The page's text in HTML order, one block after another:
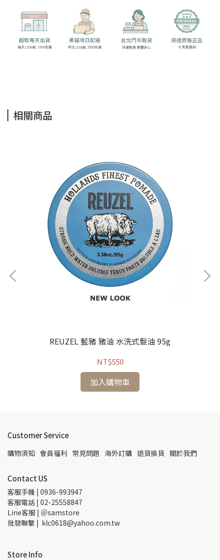
相關商品
REUZEL 藍豬 豬油 水洗式髮油 95g
NT$550
加入購物車
Customer Service
購物須知 會員福利 常見問題 海外訂購 退貨換貨 關於我們
Contact US
客服手機 | 0936-993947
客服電話 | 02-25558847
Line客服 | ＠samstore
批發聯繫 |  klc0618@yahoo.com.tw
Store Info